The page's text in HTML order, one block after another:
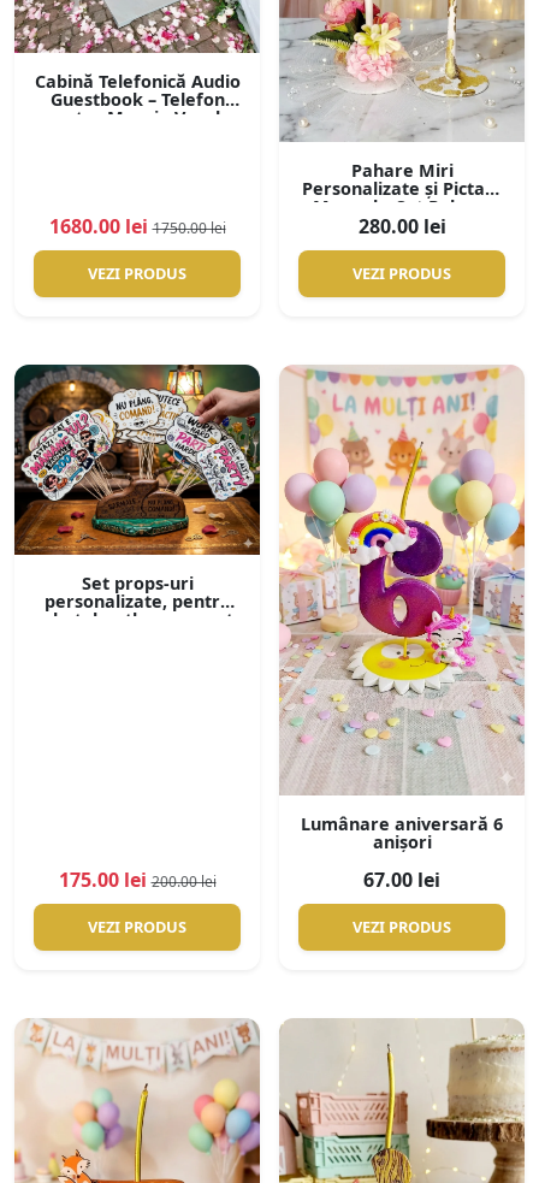
Cabină Telefonică Audio
Guestbook – Telefon
pentru Mesaje Vocale
1680.00 lei 1750.00 lei
VEZI PRODUS
Pahare Miri
Personalizate și Pictate
Manual – Set Pahare
Nuntă Premium
280.00 lei
VEZI PRODUS
Set props-uri
personalizate, pentru
photobooth, cu suport
175.00 lei 200.00 lei
VEZI PRODUS
Lumânare aniversară 6
anișori
67.00 lei
VEZI PRODUS